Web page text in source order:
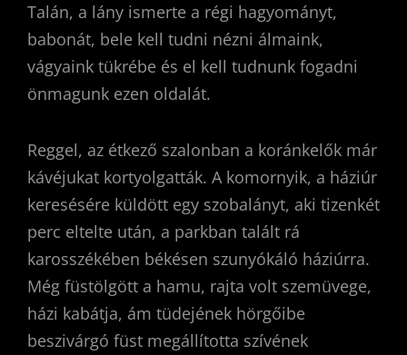
Talán, a lány ismerte a régi hagyományt,
babonát, bele kell tudni nézni álmaink,
vágyaink tükrébe és el kell tudnunk fogadni
önmagunk ezen oldalát.
Reggel, az étkező szalonban a koránkelők már
kávéjukat kortyolgatták. A komornyik, a háziúr
keresésére küldött egy szobalányt, aki tizenkét
perc eltelte után, a parkban talált rá
karosszékében békésen szunyókáló háziúrra.
Még füstölgött a hamu, rajta volt szemüvege,
házi kabátja, ám tüdejének hörgőibe
beszivárgó füst megállította szívének